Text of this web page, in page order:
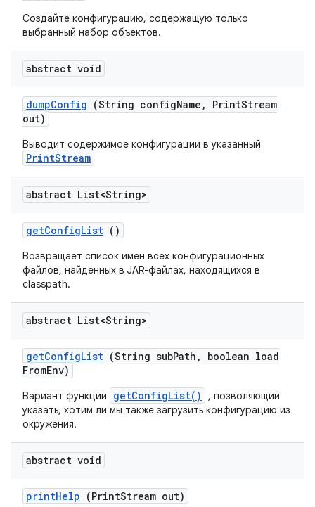
Создайте конфигурацию, содержащую только
выбранный набор объектов.
abstract void
dumpConfig (String configName , PrintStream
out)
Выводит содержимое конфигурации в указанный
PrintStream
abstract List<String>
getConfigList ()
Возвращает список имен всех конфигурационных
файлов, найденных в JAR-файлах, находящихся в
classpath.
abstract List<String>
getConfigList (String subPath ,
boolean load
FromEnv)
Вариант функции getConfigList()
, позволяющий
указать, хотим ли мы также загрузить конфигурацию из
окружения.
abstract void
printHelp (PrintStream out)